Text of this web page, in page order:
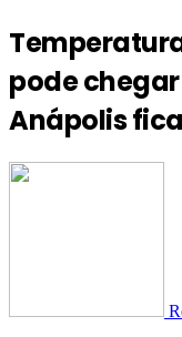
pode chegar
Anápolis